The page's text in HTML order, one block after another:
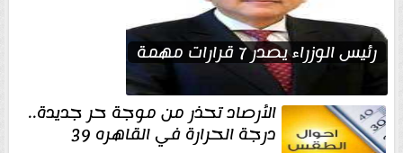
رئيس الوزراء يصدر 7 قرارات مهمة
الأرصاد تحذر من موجة حر جديدة..
درجة الحرارة في القاهره 39